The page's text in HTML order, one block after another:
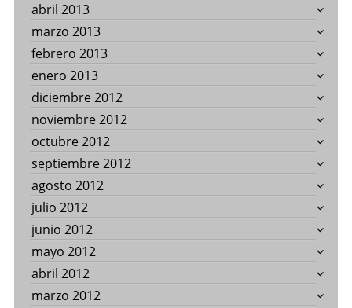
abril 2013
marzo 2013
febrero 2013
enero 2013
diciembre 2012
noviembre 2012
octubre 2012
septiembre 2012
agosto 2012
julio 2012
junio 2012
mayo 2012
abril 2012
marzo 2012